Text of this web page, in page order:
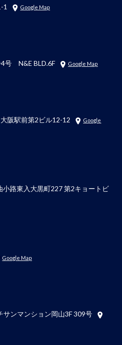
1
Google Map
号 N&E BLD.6F
Google Map
阪駅前第2ビル12-12
Google
路東入大黒町227 第2キョートビ
Google Map
ンマンション岡山3F 309号